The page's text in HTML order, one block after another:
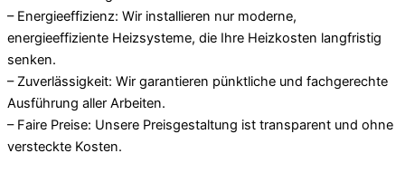
– Energieeffizienz: Wir installieren nur moderne,
energieeffiziente Heizsysteme, die Ihre Heizkosten langfristig
senken.
– Zuverlässigkeit: Wir garantieren pünktliche und fachgerechte
Ausführung aller Arbeiten.
– Faire Preise: Unsere Preisgestaltung ist transparent und ohne
versteckte Kosten.